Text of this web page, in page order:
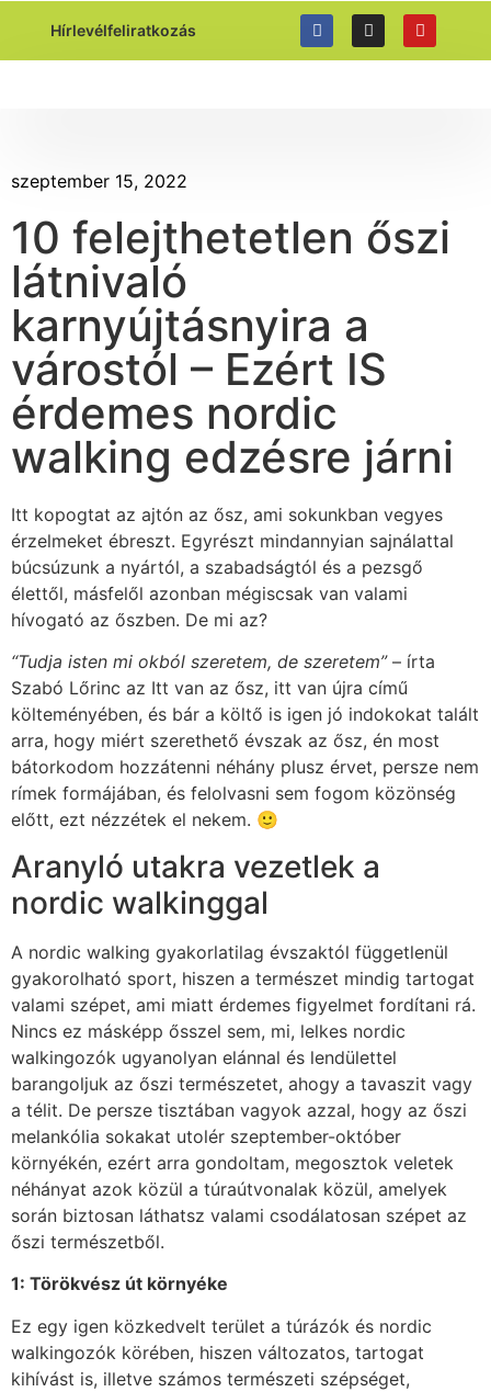
Hírlevélfeliratkozás
szeptember 15, 2022
10 felejthetetlen őszi
látnivaló
karnyújtásnyira a
várostól – Ezért IS
érdemes nordic
walking edzésre járni
Itt kopogtat az ajtón az ősz, ami sokunkban vegyes
érzelmeket ébreszt. Egyrészt mindannyian sajnálattal
búcsúzunk a nyártól, a szabadságtól és a pezsgő
élettől, másfelől azonban mégiscsak van valami
hívogató az őszben. De mi az?
“Tudja isten mi okból szeretem, de szeretem”– írta
Szabó Lőrinc az Itt van az ősz, itt van újra című
költeményében, és bár a költő is igen jó indokokat talált
arra, hogy miért szerethető évszak az ősz, én most
bátorkodom hozzátenni néhány plusz érvet, persze nem
rímek formájában, és felolvasni sem fogom közönség
előtt, ezt nézzétek el nekem. 🙂
Aranyló utakra vezetlek a
nordic walkinggal
A nordic walking gyakorlatilag évszaktól függetlenül
gyakorolható sport, hiszen a természet mindig tartogat
valami szépet, ami miatt érdemes figyelmet fordítani rá.
Nincs ez másképp ősszel sem, mi, lelkes nordic
walkingozók ugyanolyan elánnal és lendülettel
barangoljuk az őszi természetet, ahogy a tavaszit vagy
a télit. De persze tisztában vagyok azzal, hogy az őszi
melankólia sokakat utolér szeptember-október
környékén, ezért arra gondoltam, megosztok veletek
néhányat azok közül a túraútvonalak közül, amelyek
során biztosan láthatsz valami csodálatosan szépet az
őszi természetből.
1: Törökvész út környéke
Ez egy igen közkedvelt terület a túrázók és nordic
walkingozók körében, hiszen változatos, tartogat
kihívást is, illetve számos természeti szépséget,